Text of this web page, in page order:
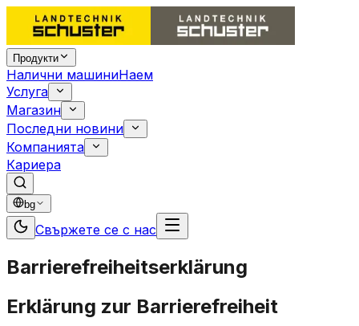
Продукти
Налични машиниНаем
Услуга
Магазин
Последни новини
Компанията
Кариера
bg
Свържете се с нас
Barrierefreiheitserklärung
Erklärung zur Barrierefreiheit